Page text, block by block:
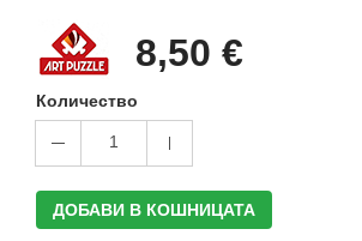
8,50 €
Количество
1
ДОБАВИ В КОШНИЦАТА